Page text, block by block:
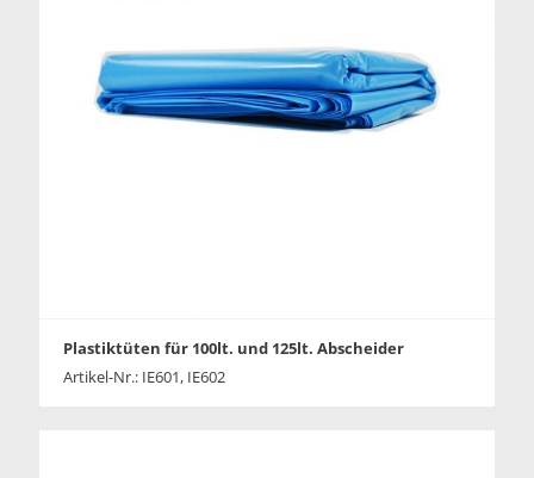
Plastiktüten für 100lt. und 125lt. Abscheider
Artikel-Nr.: IE601, IE602